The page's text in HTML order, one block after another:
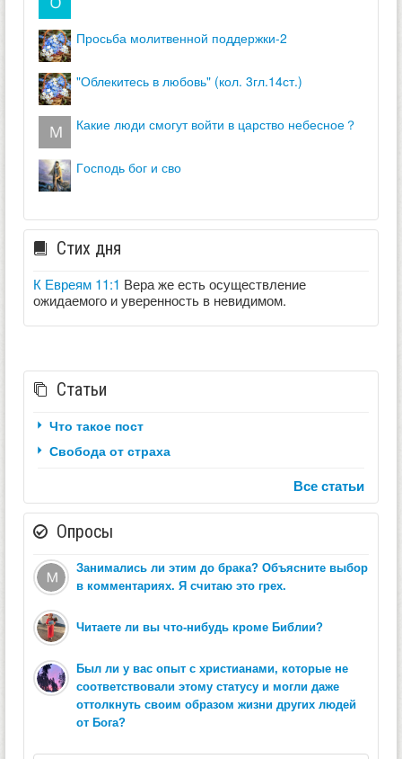
просьба молитвенной поддержки-2
"облекитесь в любовь" (кол. 3гл.14ст.)
какие люди смогут войти в царство небесное？
господь бог и сво
Стих дня
К Евреям 11:1 Вера же есть осуществление
ожидаемого и уверенность в невидимом.
Статьи
Что такое пост
Свобода от страха
Все статьи
Опросы
Занимались ли этим до брака? Объясните выбор
в комментариях. Я считаю это грех.
Читаете ли вы что-нибудь кроме Библии?
Был ли у вас опыт с христианами, которые не
соответствовали этому статусу и могли даже
оттолкнуть своим образом жизни других людей
от Бога?